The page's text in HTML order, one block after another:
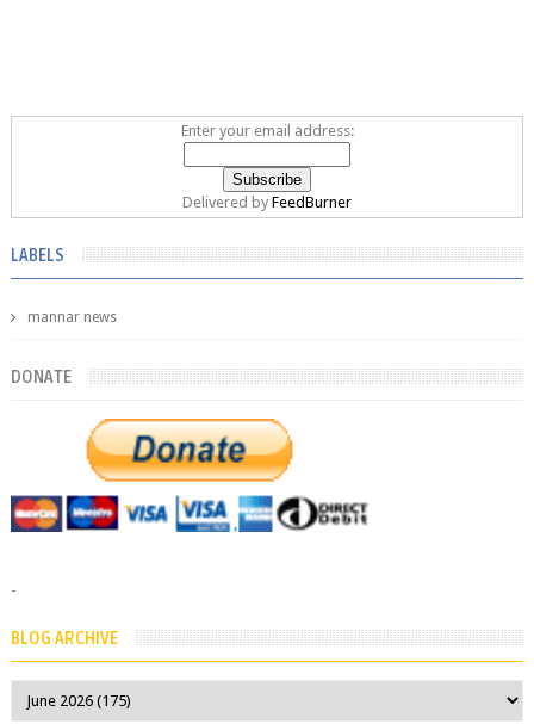
Enter your email address:
Delivered by FeedBurner
LABELS
mannar news
DONATE
-
BLOG ARCHIVE